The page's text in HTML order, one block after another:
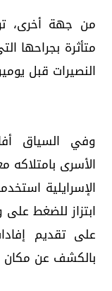
من جهة أخرى،
متأثرة بجراحها
النصيرات قبل
وفي السياق
الأسرى
الإسرايلية
ابتزاز للضغط
على تقديم
بالكشف عن مكان